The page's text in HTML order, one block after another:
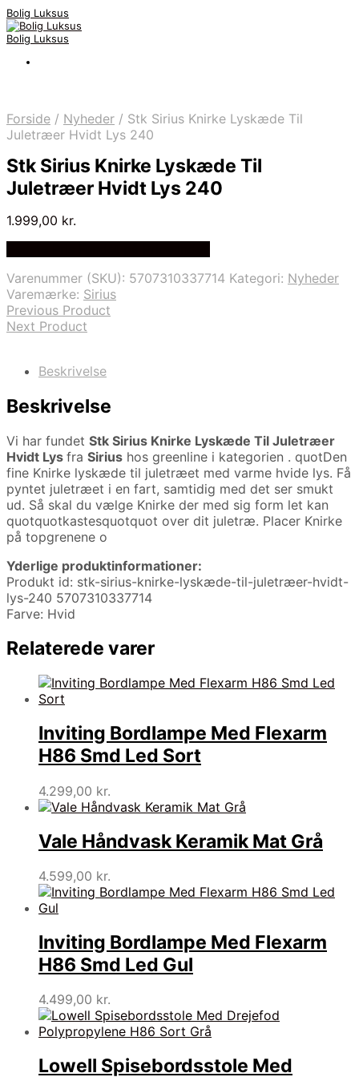
Bolig Luksus
Bolig Luksus
Forside / Nyheder / Stk Sirius Knirke Lyskæde Til
Juletræer Hvidt Lys 240
Stk Sirius Knirke Lyskæde Til
Juletræer Hvidt Lys 240
1.999,00 kr.
Varenummer (SKU): 5707310337714 Kategori: Nyheder
Varemærke: Sirius
Previous Product
Next Product
Beskrivelse
Beskrivelse
Vi har fundet Stk Sirius Knirke Lyskæde Til Juletræer
Hvidt Lys fra Sirius hos greenline i kategorien . quotDen
fine Knirke lyskæde til juletræet med varme hvide lys. Få
pyntet juletræet i en fart, samtidig med det ser smukt
ud. Så skal du vælge Knirke der med sig form let kan
quotquotkastesquotquot over dit juletræ. Placer Knirke
på topgrenene o
Yderlige produktinformationer:
Produkt id: stk-sirius-knirke-lyskæde-til-juletræer-hvidt-
lys-240 5707310337714
Farve: Hvid
Relaterede varer
Inviting Bordlampe Med Flexarm
H86 Smd Led Sort
4.299,00 kr.
Vale Håndvask Keramik Mat Grå
4.599,00 kr.
Inviting Bordlampe Med Flexarm
H86 Smd Led Gul
4.499,00 kr.
Lowell Spisebordsstole Med